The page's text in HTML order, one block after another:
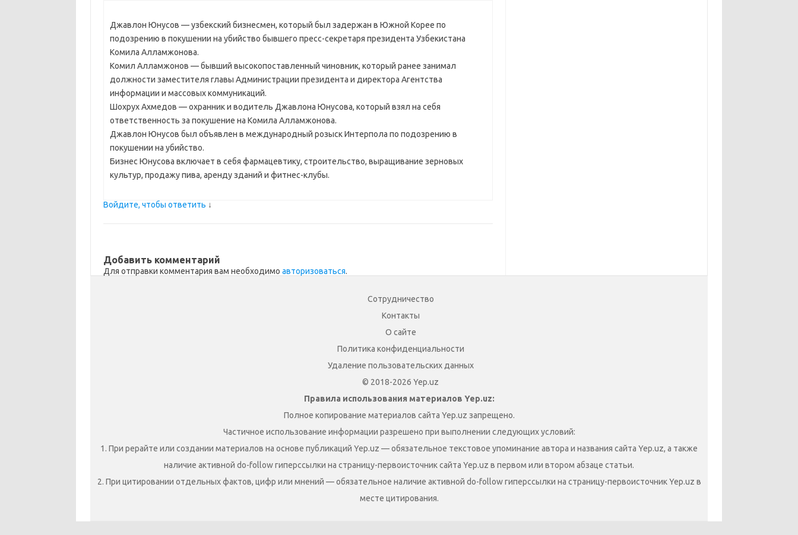
Джавлон Юнусов — узбекский бизнесмен, который был задержан в Южной Корее по
подозрению в покушении на убийство бывшего пресс-секретаря президента Узбекистана
Комила Алламжонова.
Комил Алламжонов — бывший высокопоставленный чиновник, который ранее занимал
должности заместителя главы Администрации президента и директора Агентства
информации и массовых коммуникаций.
Шохрух Ахмедов — охранник и водитель Джавлона Юнусова, который взял на себя
ответственность за покушение на Комила Алламжонова.
Джавлон Юнусов был объявлен в международный розыск Интерпола по подозрению в
покушении на убийство.
Бизнес Юнусова включает в себя фармацевтику, строительство, выращивание зерновых
культур, продажу пива, аренду зданий и фитнес-клубы.
Войдите, чтобы ответить ↓
Добавить комментарий
Для отправки комментария вам необходимо авторизоваться.
Сотрудничество
Контакты
О сайте
Политика конфиденциальности
Удаление пользовательских данных
© 2018-2026 Yep.uz
Правила использования материалов Yep.uz:
Полное копирование материалов сайта Yep.uz запрещено.
Частичное использование информации разрешено при выполнении следующих условий:
1. При рерайте или создании материалов на основе публикаций Yep.uz — обязательное текстовое упоминание автора и названия сайта Yep.uz, а также
наличие активной do-follow гиперссылки на страницу-первоисточник сайта Yep.uz в первом или втором абзаце статьи.
2. При цитировании отдельных фактов, цифр или мнений — обязательное наличие активной do-follow гиперссылки на страницу-первоисточник Yep.uz в
месте цитирования.